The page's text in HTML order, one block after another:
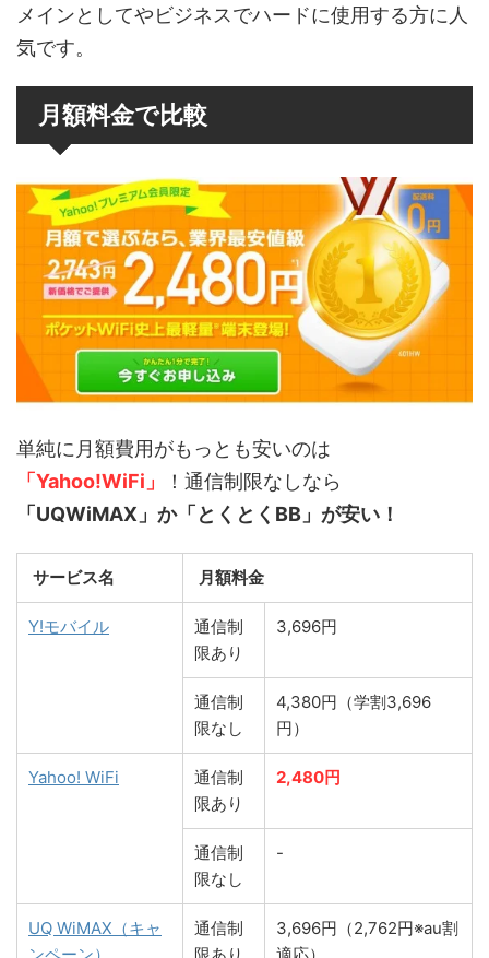
メインとしてやビジネスでハードに使用する方に人
気です。
月額料金で比較
単純に月額費用がもっとも安いのは
「Yahoo!WiFi」
！通信制限なしなら
「UQWiMAX」か「とくとくBB」が安い！
サービス名 月額料金
Y!モバイル
通信制
限あり
3,696円
通信制
限なし
4,380円（学割3,696
円）
Yahoo! WiFi
通信制
限あり
2,480円
通信制
限なし
-
UQ WiMAX（キャ
通信制
3,696円（2,762円※au割